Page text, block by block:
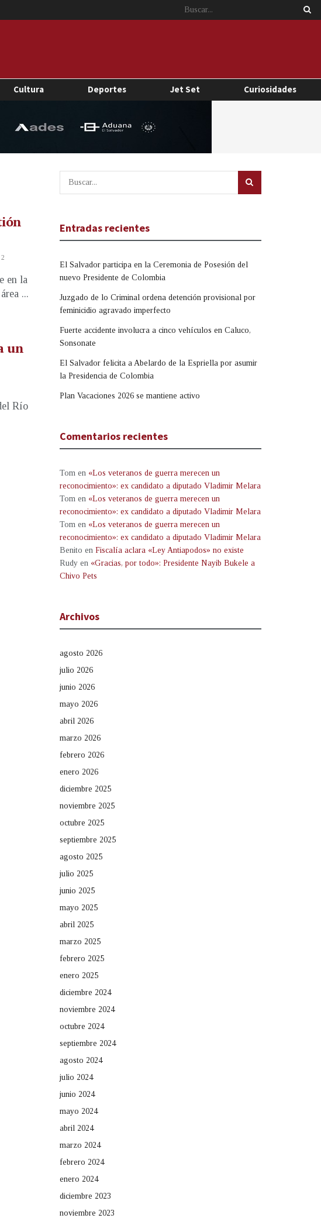
Cultura Deportes Jet Set Curiosidades
2
en la
...
un
Río
Entradas recientes
El Salvador participa en la Ceremonia de Posesión del
nuevo Presidente de Colombia
Juzgado de lo Criminal ordena detención provisional por
feminicidio agravado imperfecto
Fuerte accidente involucra a cinco vehículos en Caluco,
Sonsonate
El Salvador felicita a Abelardo de la Espriella por asumir
la Presidencia de Colombia
Plan Vacaciones 2026 se mantiene activo
Comentarios recientes
Tom en «Los veteranos de guerra merecen un
reconocimiento»: ex candidato a diputado Vladimir Melara
Tom en «Los veteranos de guerra merecen un
reconocimiento»: ex candidato a diputado Vladimir Melara
Tom en «Los veteranos de guerra merecen un
reconocimiento»: ex candidato a diputado Vladimir Melara
Benito en Fiscalía aclara «Ley Antiapodos» no existe
Rudy en «Gracias, por todo»: Presidente Nayib Bukele a
Chivo Pets
Archivos
agosto 2026
julio 2026
junio 2026
mayo 2026
abril 2026
marzo 2026
febrero 2026
enero 2026
diciembre 2025
noviembre 2025
octubre 2025
septiembre 2025
agosto 2025
julio 2025
junio 2025
mayo 2025
abril 2025
marzo 2025
febrero 2025
enero 2025
diciembre 2024
noviembre 2024
octubre 2024
septiembre 2024
agosto 2024
julio 2024
junio 2024
mayo 2024
abril 2024
marzo 2024
febrero 2024
enero 2024
diciembre 2023
noviembre 2023